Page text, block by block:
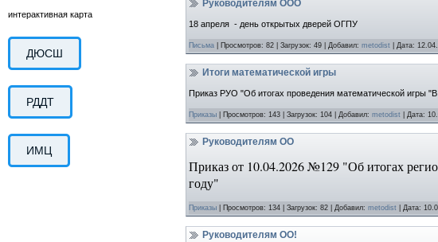
интерактивная карта
ДЮСШ
РДДТ
ИМЦ
Руководителям ООО
18 апреля - день открытых дверей ОГПУ
Письма Просмотров: 82 Загрузок: 49 Добавил: metodist Дата:
Итоги математической игры
Приказ РУО "Об итогах проведения математической игры
Приказы Просмотров: 143 Загрузок: 104 Добавил: metodist Дата:
Руководителям ОО
Приказ от 10.04.2026 №129 "Об итогах
году"
Приказы Просмотров: 134 Загрузок: 82 Добавил: metodist Дата:
Руководителям ОО!